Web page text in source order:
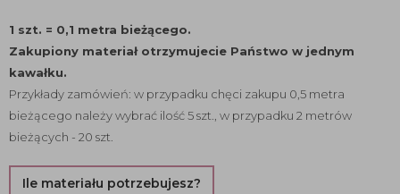
1 szt. = 0,1 metra bieżącego.
Zakupiony materiał otrzymujecie Państwo w jednym
kawałku.
Przykłady zamówień: w przypadku chęci zakupu 0,5 metra
bieżącego należy wybrać ilość 5 szt., w przypadku 2 metrów
bieżących - 20 szt.
Ile materiału potrzebujesz?